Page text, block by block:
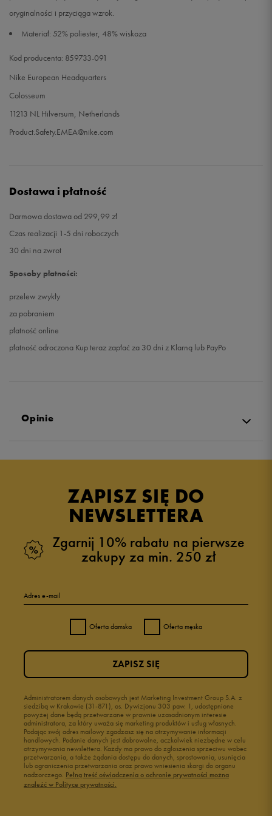
oryginalności i przyciąga wzrok.
Materiał: 52% poliester, 48% wiskoza
Kod producenta: 859733-091
Nike European Headquarters
Colosseum
11213 NL Hilversum, Netherlands
Product.Safety.EMEA@nike.com
Dostawa i płatność
Darmowa dostawa od 299,99 zł
Czas realizacji 1-5 dni roboczych
30 dni na zwrot
Sposoby płatności:
przelew zwykły
za pobraniem
płatność online
płatność odroczona Kup teraz zapłać za 30 dni z Klarną lub PayPo
Opinie
ZAPISZ SIĘ DO
NEWSLETTERA
Zgarnij 10% rabatu na pierwsze
zakupy za min. 250 zł
Adres e-mail
Oferta damska Oferta męska
Administratorem danych osobowych jest Marketing Investment Group S.A. z
siedzibą w Krakowie (31-871), os. Dywizjonu 303 paw. 1, udostępnione
powyżej dane będą przetwarzane w prawnie uzasadnionym interesie
administratora, za który uważa się marketing produktów i usług własnych.
Podając swój adres mailowy zgadzasz się na otrzymywanie informacji
handlowych. Podanie danych jest dobrowolne, aczkolwiek niezbędne w celu
otrzymywania newslettera. Każdy ma prawo do zgłoszenia sprzeciwu wobec
przetwarzania, a także żądania dostępu do danych, sprostowania, usunięcia
lub ograniczenia przetwarzania oraz prawo wniesienia skargi do organu
nadzorczego. Pełną treść oświadczenia o ochronie prywatności można
znaleźć w Polityce prywatności.
ZAPISZ SIĘ